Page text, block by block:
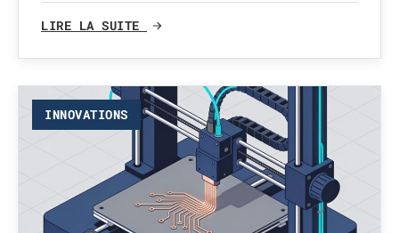
LIRE LA SUITE
INNOVATIONS